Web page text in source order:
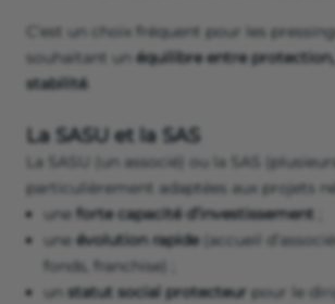
C’est un choix fréquent pour les
souhaitant un équilibre entre
stabilité.
La SASU et la SAS
La SASU (un associé) ou la SAS
particulièrement adaptées aux projets
une forte capacité d’investissement
une évolution rapide(accueil
fonds, franchise) ;
un statut social protecteur pour le